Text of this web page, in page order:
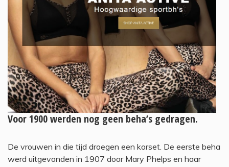
Voor 1900 werden nog geen beha’s gedragen.
De vrouwen in die tijd droegen een korset. De eerste beha
werd uitgevonden in 1907 door Mary Phelps en haar